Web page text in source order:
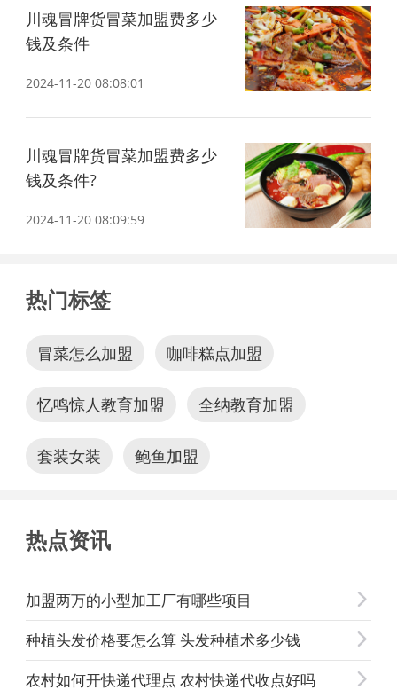
川魂冒牌货冒菜加盟费多少
钱及条件
2024-11-20 08:08:01
川魂冒牌货冒菜加盟费多少
钱及条件?
2024-11-20 08:09:59
热门标签
冒菜怎么加盟 咖啡糕点加盟
忆鸣惊人教育加盟 全纳教育加盟
套装女装 鲍鱼加盟
热点资讯
加盟两万的小型加工厂有哪些项目 
种植头发价格要怎么算 头发种植术多少钱 
农村如何开快递代理点 农村快递代收点好吗 